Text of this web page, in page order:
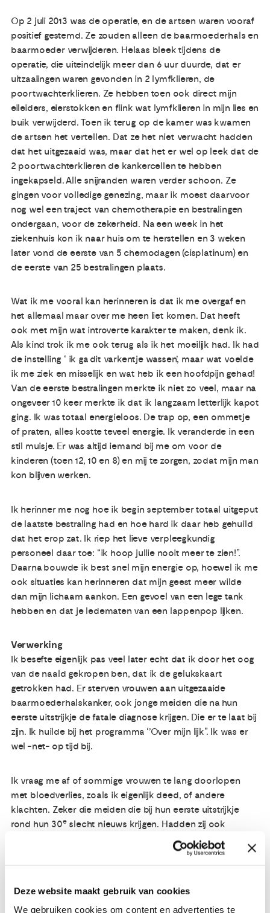
Deze website maakt gebruik van cookies
We gebruiken cookies om content en advertenties te
Op 2 juli 2013 was de operatie, en de artsen waren vooraf
positief gestemd. Ze zouden alleen de baarmoederhals en
baarmoeder verwijderen. Helaas bleek tijdens de
operatie, die uiteindelijk meer dan 6 uur duurde, dat er
uitzaaiingen waren gevonden in 2 lymfklieren, de
poortwachterklieren. Ze hebben toen ook direct mijn
eileiders, eierstokken en flink wat lymfklieren in mijn lies en
buik verwijderd. Toen ik terug op de kamer was kwamen
de artsen het vertellen. Dat ze het niet verwacht hadden
dat het uitgezaaid was, maar dat het er wel op leek dat de
2 poortwachterklieren de kankercellen te hebben
ingekapseld. Alle snijranden waren verder schoon. Ze
gingen voor volledige genezing, maar ik moest daarvoor
nog wel een traject van chemotherapie en bestralingen
ondergaan, voor de zekerheid. Na een week in het
ziekenhuis kon ik naar huis om te herstellen en 3 weken
later vond de eerste van 5 chemodagen (cisplatinum) en
de eerste van 25 bestralingen plaats.
Wat ik me vooral kan herinneren is dat ik me overgaf en
het allemaal maar over me heen liet komen. Dat heeft
ook met mijn wat introverte karakter te maken, denk ik.
Als kind trok ik me ook terug als ik het moeilijk had. Ik had
de instelling ‘ ik ga dit varkentje wassen’, maar wat voelde
ik me ziek en misselijk en wat heb ik een hoofdpijn gehad!
Van de eerste bestralingen merkte ik niet zo veel, maar na
ongeveer 10 keer merkte ik dat ik langzaam letterlijk kapot
ging. Ik was totaal energieloos. De trap op, een ommetje
of praten, alles kostte teveel energie. Ik veranderde in een
stil muisje. Er was altijd iemand bij me om voor de
kinderen (toen 12, 10 en 8) en mij te zorgen, zodat mijn man
kon blijven werken.
Ik herinner me nog hoe ik begin september totaal uitgeput
de laatste bestraling had en hoe hard ik daar heb gehuild
dat het erop zat. Ik riep het lieve verpleegkundig
personeel daar toe: “ik hoop jullie nooit meer te zien!”.
Daarna bouwde ik best snel mijn energie op, hoewel ik me
ook situaties kan herinneren dat mijn geest meer wilde
dan mijn lichaam aankon. Een gevoel van een lege tank
hebben en dat je ledematen van een lappenpop lijken.
Verwerking
Ik besefte eigenlijk pas veel later echt dat ik door het oog
van de naald gekropen ben, dat ik de gelukskaart
getrokken had. Er sterven vrouwen aan uitgezaaide
baarmoederhalskanker, ook jonge meiden die na hun
eerste uitstrijkje de fatale diagnose krijgen. Die er te laat bij
zijn. Ik huilde bij het programma ‘’Over mijn lijk”. Ik was er
wel -net- op tijd bij.
Ik vraag me af of sommige vrouwen te lang doorlopen
met bloedverlies, zoals ik eigenlijk deed, of andere
klachten. Zeker die meiden die bij hun eerste uitstrijkje
rond hun 30eslecht nieuws krijgen. Hadden zij ook
diezelfde spiraal? Hoe kunnen we zorgen dat ze eerder
Als ik met familie en vrienden over die tijd praat, merk ik